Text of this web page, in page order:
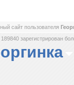
сайт пользователя
зарегистрирован